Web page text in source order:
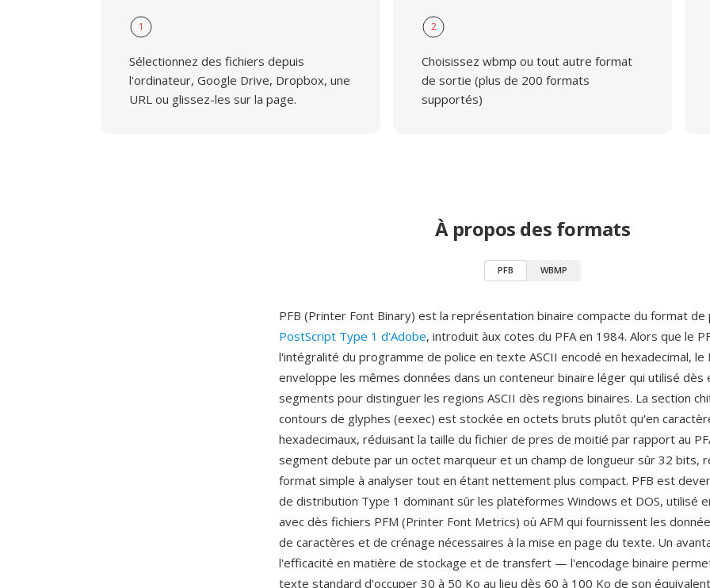
1
Sélectionnez des fichiers depuis
l'ordinateur, Google Drive, Dropbox, une
URL ou glissez-les sur la page.
2
Choisissez wbmp ou tout autre format
de sortie (plus de 200 formats
supportés)
À propos des formats
PFB WBMP
PFB (Printer Font Binary) est la représentation binaire compacte du format de
PostScript Type 1 d'Adobe, introduit àux cotes du PFA en 1984. Alors que le
l'intégralité du programme de police en texte ASCII encodé en hexadecimal, le
enveloppe les mêmes données dans un conteneur binaire léger qui utilisé
segments pour distinguer les regions ASCII dès regions binaires. La section
contours de glyphes (eexec) est stockée en octets bruts plutôt qu'en
hexadecimaux, réduisant la taille du fichier de pres de moitié par rapport au
segment debute par un octet marqueur et un champ de longueur sûr 32 bits,
format simple à analyser tout en étant nettement plus compact. PFB est
de distribution Type 1 dominant sûr les plateformes Windows et DOS, utilisé
avec dès fichiers PFM (Printer Font Metrics) où AFM qui fournissent les
de caractères et de crénage nécessaires à la mise en page du texte. Un
l'efficacité en matière de stockage et de transfert — l'encodage binaire
texte standard d'occuper 30 à 50 Ko au lieu dès 60 à 100 Ko de son équivalent